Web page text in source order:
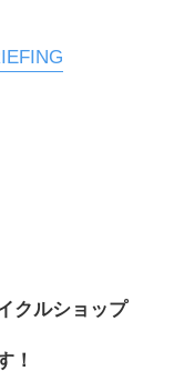
クルショップ
！